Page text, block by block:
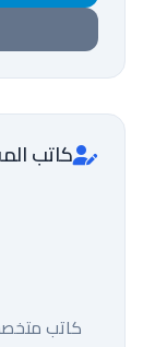
كاتب
كاتب